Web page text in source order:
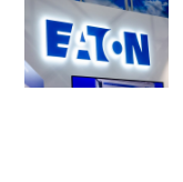
Billede